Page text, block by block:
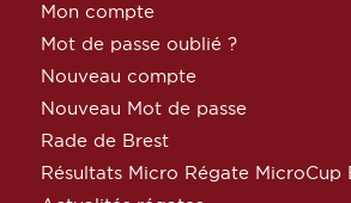
Mon compte
Mot de passe oublié ?
Nouveau compte
Nouveau Mot de passe
Rade de Brest
Résultats Micro Régate MicroCup